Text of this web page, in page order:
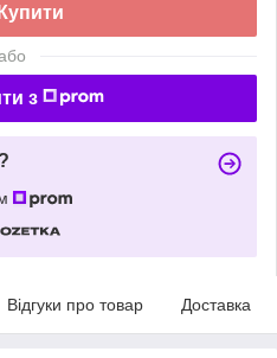
Купити
з
Відгуки про товар Доставка